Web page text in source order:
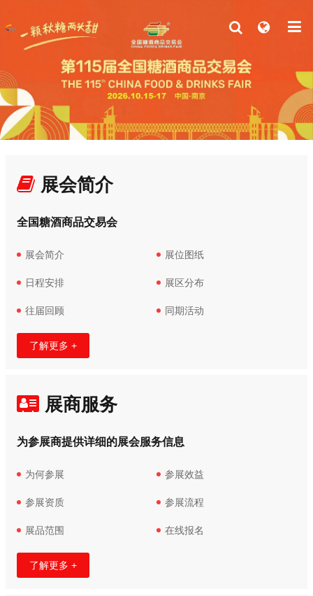
展会简介
全国糖酒商品交易会
展会简介 展位图纸
日程安排 展区分布
往届回顾 同期活动
了解更多 +
展商服务
为参展商提供详细的展会服务信息
为何参展 参展效益
参展资质 参展流程
展品范围 在线报名
了解更多 +